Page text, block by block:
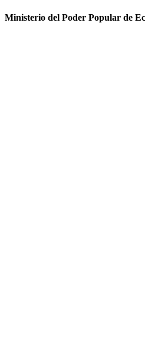
Ministerio del Poder Popular de